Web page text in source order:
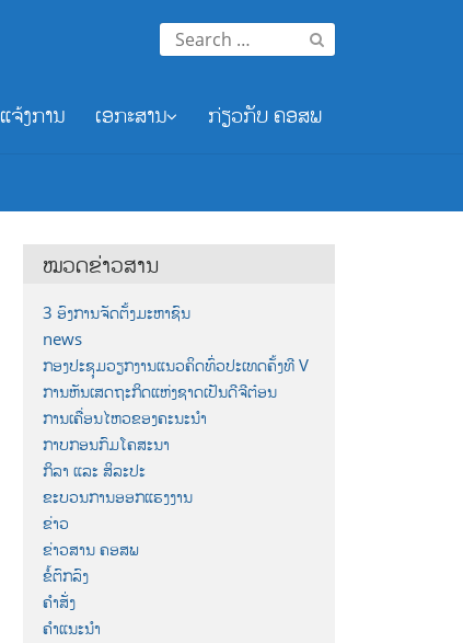
Search
for:
ແຈ້ງການ ເອກະສານ ກ່ຽວກັບ ຄອສພ
ໝວດຂ່າວສານ
3 ອົງການຈັດຕັ້ງມະຫາຊົນ
news
ກອງປະຊຸມວຽກງານແນວຄິດທົ່ວປະເທດຄັ້ງທີ V
ການຫັນເສດຖະກິດແຫ່ງຊາດເປັນດີຈີຕ໋ອນ
ການເຄື່ອນໄຫວຂອງຄະນະນຳ
ກາບກອນກົມໂຄສະນາ
ກິລາ ແລະ ສິລະປະ
ຂະບວນການອອກແຮງງານ
ຂ່າວ
ຂ່າວສານ ຄອສພ
ຂໍ້ຕົກລົງ
ຄຳສັ່ງ
ຄຳແນະນຳ